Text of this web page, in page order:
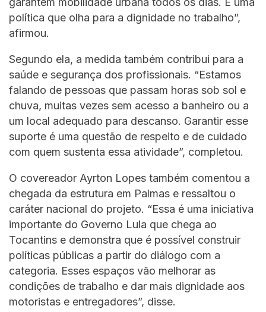
política que olha para a dignidade no trabalho”,
afirmou.
Segundo ela, a medida também contribui para a
saúde e segurança dos profissionais. “Estamos
falando de pessoas que passam horas sob sol e
chuva, muitas vezes sem acesso a banheiro ou a
um local adequado para descanso. Garantir esse
suporte é uma questão de respeito e de cuidado
com quem sustenta essa atividade”, completou.
O covereador Ayrton Lopes também comentou a
chegada da estrutura em Palmas e ressaltou o
caráter nacional do projeto. “Essa é uma iniciativa
importante do Governo Lula que chega ao
Tocantins e demonstra que é possível construir
políticas públicas a partir do diálogo com a
categoria. Esses espaços vão melhorar as
condições de trabalho e dar mais dignidade aos
motoristas e entregadores”, disse.